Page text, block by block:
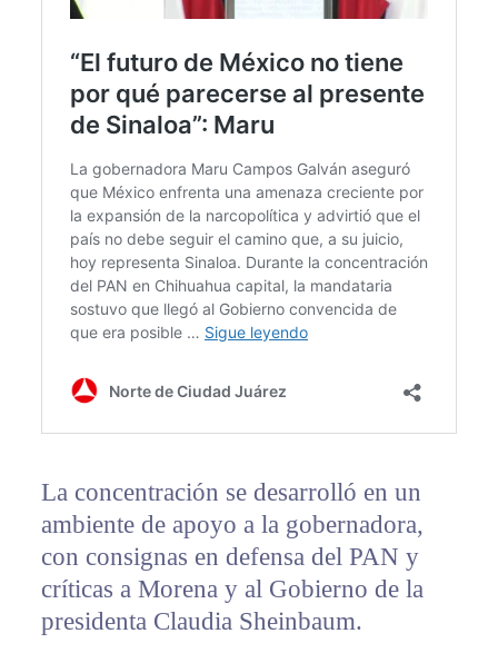
La concentración se desarrolló en un
ambiente de apoyo a la gobernadora,
con consignas en defensa del PAN y
críticas a Morena y al Gobierno de la
presidenta Claudia Sheinbaum.